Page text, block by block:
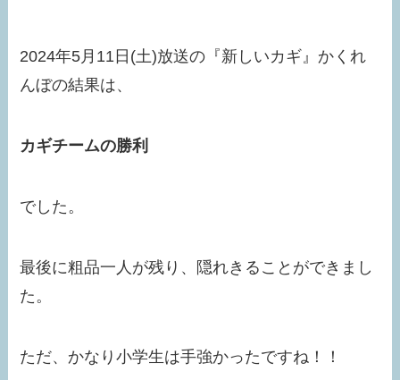
2024年5月11日(土)放送の『新しいカギ』かくれ
んぼの結果は、
カギチームの勝利
でした。
最後に粗品一人が残り、隠れきることができまし
た。
ただ、かなり小学生は手強かったですね！！